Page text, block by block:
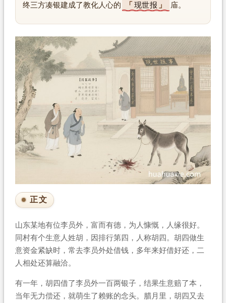
终三方凑银建成了教化人心的
现世报 庙。
正文
山东某地有位李员外，富而有德，为人慷慨，人缘很好。
同村有个生意人姓胡，因排行第四，人称胡四。胡四做生
意资金紧缺时，常去李员外处借钱，多年来好借好还，二
人相处还算融洽。
有一年，胡四借了李员外一百两银子，结果生意赔了本，
当年无力偿还，就萌生了赖账的念头。腊月里，胡四又去